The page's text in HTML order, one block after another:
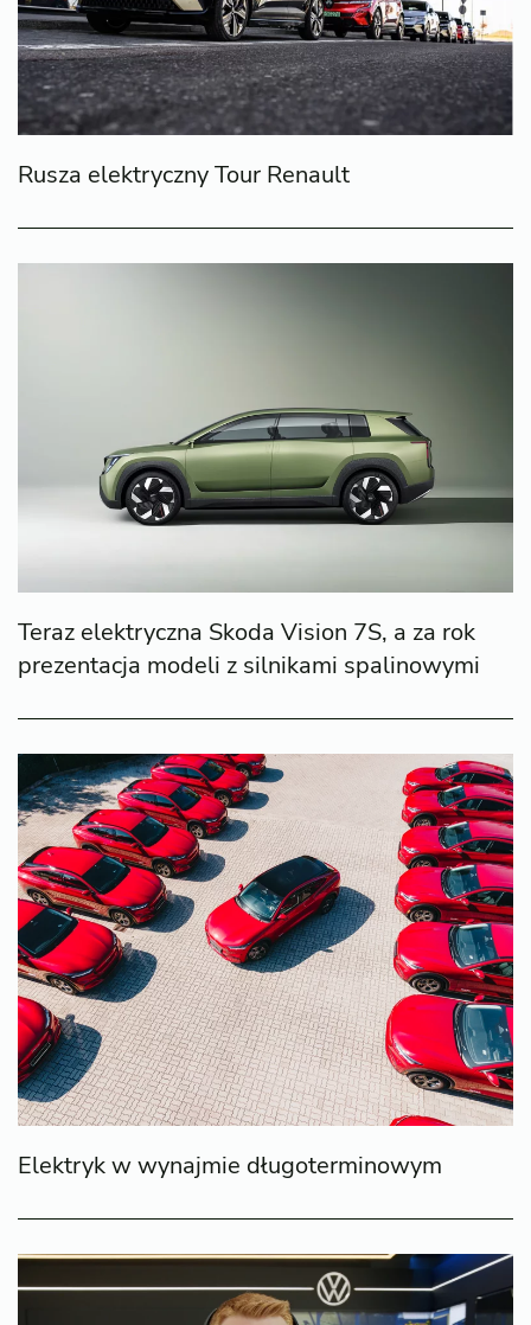
Rusza elektryczny Tour Renault
Teraz elektryczna Skoda Vision 7S, a za rok
prezentacja modeli z silnikami spalinowymi
Elektryk w wynajmie długoterminowym